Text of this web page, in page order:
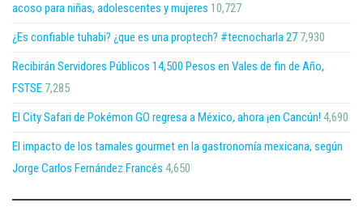
acoso para niñas, adolescentes y mujeres 10,727
¿Es confiable tuhabi? ¿que es una proptech? #tecnocharla 27 7,930
Recibirán Servidores Públicos 14,500 Pesos en Vales de fin de Año,
FSTSE 7,285
El City Safari de Pokémon GO regresa a México, ahora ¡en Cancún! 4,690
El impacto de los tamales gourmet en la gastronomía mexicana, según
Jorge Carlos Fernández Francés 4,650